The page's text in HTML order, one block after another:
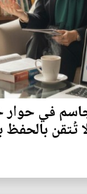
في
تُتقن